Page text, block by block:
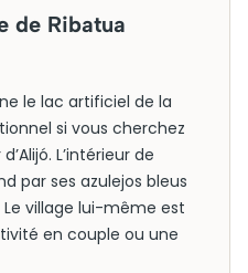
de Ribatua
le lac artificiel de la
si vous cherchez
L’intérieur de
par ses azulejos bleus
Le village lui-même est
en couple ou une